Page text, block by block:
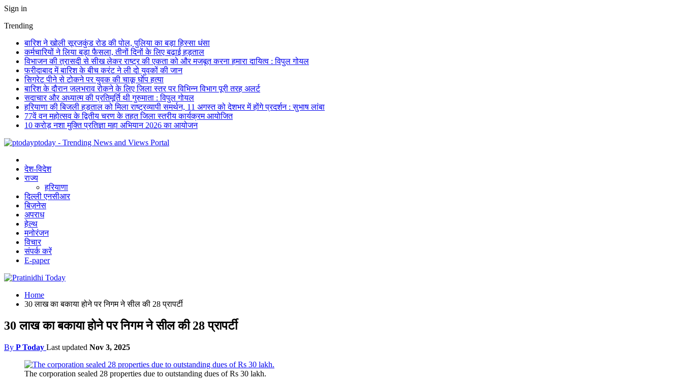
Sign in
Trending
बारिश ने खोली सूरजकुंड रोड की पोल, पुलिया का बड़ा हिस्सा धंसा
कर्मचारियों ने लिया बड़ा फैसला, तीनों दिनों के लिए बढ़ाई हड़ताल
विभाजन की त्रासदी से सीख लेकर राष्ट्र की एकता को और मजबूत करना हमारा दायित्व : विपुल गोयल
फरीदाबाद में बारिश के बीच करंट ने ली दो युवकों की जान
सिगरेट पीने से टोकने पर युवक की चाकू घोंप हत्या
बारिश के दौरान जलभराव रोकने के लिए जिला स्तर पर विभिन्न विभाग पूरी तरह अलर्ट
सदाचार और अध्यात्म की प्रतिमूर्ति थी गुरुमाता : विपुल गोयल
हरियाणा की बिजली हड़ताल को मिला राष्ट्रव्यापी समर्थन, 11 अगस्त को देशभर में होंगे प्रदर्शन : सुभाष लांबा
77वें वन महोत्सव के द्वितीय चरण के तहत जिला स्तरीय कार्यक्रम आयोजित
10 करोड़ नशा मुक्ति प्रतिज्ञा महा अभियान 2026 का आयोजन
ptoday - Trending News and Views Portal
देश-विदेश
राज्य
हरियाणा
दिल्ली एनसीआर
बिज़नेस
अपराध
हेल्थ
मनोरंजन
विचार
संपर्क करें
E-paper
Home
30 लाख का बकाया होने पर निगम ने सील की 28 प्रापर्टी
30 लाख का बकाया होने पर निगम ने सील की 28 प्रापर्टी
By P Today Last updated Nov 3, 2025
The corporation sealed 28 properties due to outstanding dues of Rs 30 lakh.